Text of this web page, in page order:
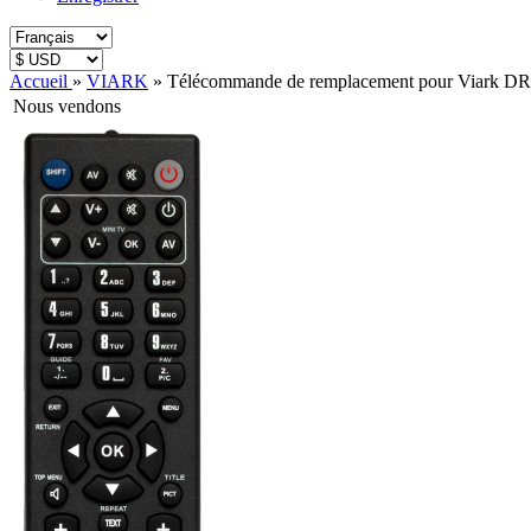
Accueil » VIARK » Télécommande de remplacement pour Viark
Nous vendons